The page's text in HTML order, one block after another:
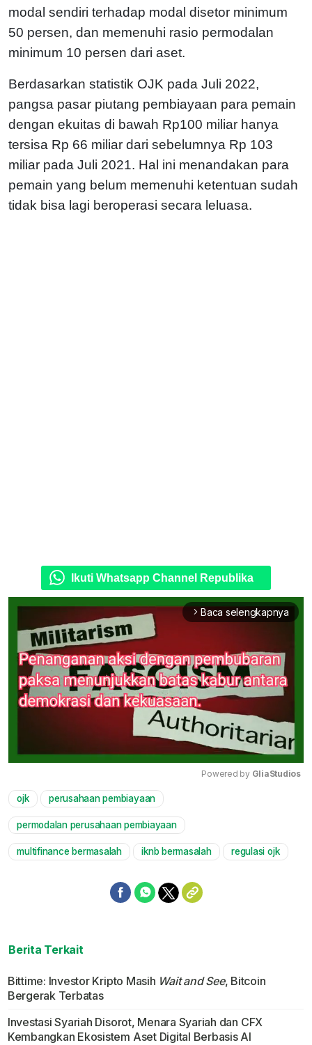
modal sendiri terhadap modal disetor minimum
50 persen, dan memenuhi rasio permodalan
minimum 10 persen dari aset.
Berdasarkan statistik OJK pada Juli 2022,
pangsa pasar piutang pembiayaan para pemain
dengan ekuitas di bawah Rp100 miliar hanya
tersisa Rp 66 miliar dari sebelumnya Rp 103
miliar pada Juli 2021. Hal ini menandakan para
pemain yang belum memenuhi ketentuan sudah
tidak bisa lagi beroperasi secara leluasa.
Ikuti Whatsapp Channel Republika
arrow_forward_ios Baca selengkapnya
Powered by GliaStudios
ojk perusahaan pembiayaan
permodalan perusahaan pembiayaan
multifinance bermasalah iknb bermasalah regulasi ojk
Berita Terkait
Bittime: Investor Kripto Masih Wait and See, Bitcoin
Bergerak Terbatas
Investasi Syariah Disorot, Menara Syariah dan CFX
Kembangkan Ekosistem Aset Digital Berbasis AI